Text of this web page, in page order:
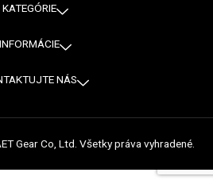
r
a
e
s
e
KATEGÓRIE
INFORMÁCIE
NÁS
Gear Co, Ltd. Všetky práva vyhradené.